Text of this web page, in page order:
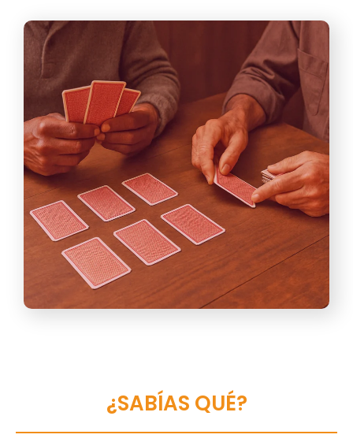
¿SABÍAS QUÉ?